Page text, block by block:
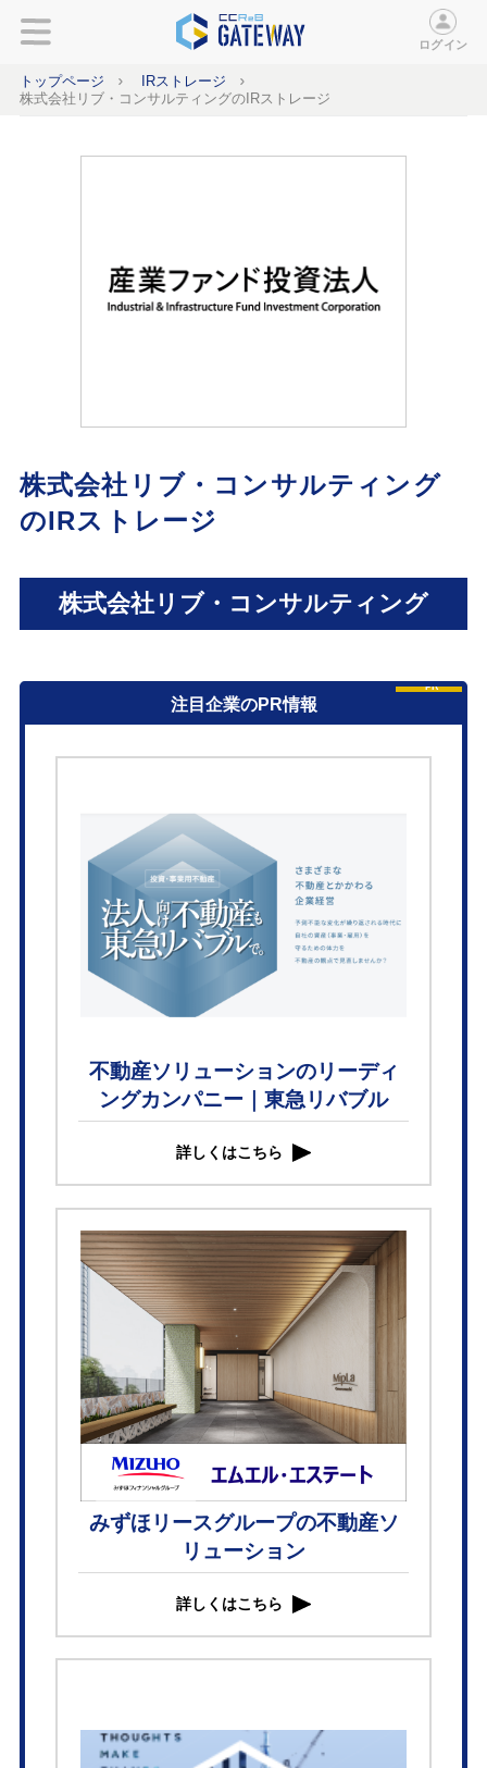
ログイン
トップページ
IRストレージ
株式会社リブ・コンサルティングのIRストレージ
株式会社リブ・コンサルティング
のIRストレージ
株式会社リブ・コンサルティング
注目企業のPR情報
PR
不動産ソリューションのリーディ
ングカンパニー｜東急リバブル
詳しくはこちら
みずほリースグループの不動産ソ
リューション
詳しくはこちら